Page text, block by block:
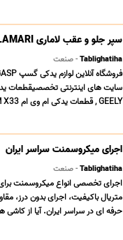
سپر جلو و عقب لاماری LAMARI
Tablighatiha- صنعت
سایت های اینترنتی تخصصیقطعات
GEELY , قطعات یدکی ام وی ام MVM X33 , قطعات یدکی دانگ فنگ ... ...
اجرای میکروسمنت سراسر ایران
Tablighatiha- صنعت
اجرای تخصصی انواع میکروسمنت
متریال باکیفیت، اجرای بدون درز،
حرفه ای در سراسر ایران. آیا از